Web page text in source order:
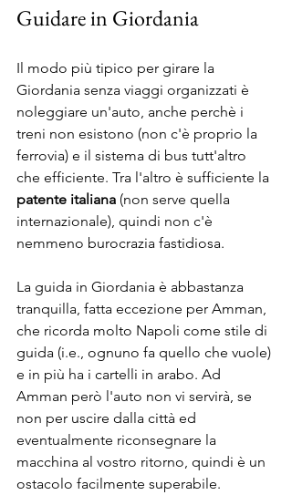
Guidare in Giordania
Il modo più tipico per girare la
Giordania senza viaggi organizzati è
noleggiare un'auto, anche perchè i
treni non esistono (non c'è proprio la
ferrovia) e il sistema di bus tutt'altro
che efficiente. Tra l'altro è sufficiente la
patente italiana (non serve quella
internazionale), quindi non c'è
nemmeno burocrazia fastidiosa.
La guida in Giordania è abbastanza
tranquilla, fatta eccezione per Amman,
che ricorda molto Napoli come stile di
guida (i.e., ognuno fa quello che vuole)
e in più ha i cartelli in arabo. Ad
Amman però l'auto non vi servirà, se
non per uscire dalla città ed
eventualmente riconsegnare la
macchina al vostro ritorno, quindi è un
ostacolo facilmente superabile.